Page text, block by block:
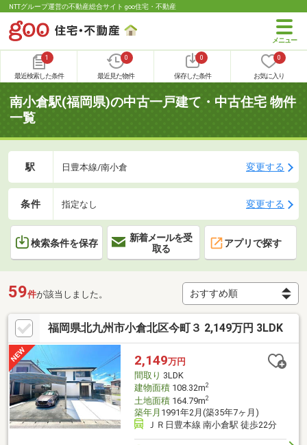
NTTグループ運営の不動産総合サイト goo住宅・不動産
1
最近検索した条件
0
最近見た物件
0
保存した条件
0
お気に入り
南小倉駅(福岡県)の中古一戸建て・中古住宅 物件
一覧
駅 日豊本線/南小倉 変更する
条件 指定なし 変更する
検索条件を保存
新着メールを受
取る
アプリで探す
59件が該当しました。
福岡県北九州市小倉北区今町３ 2,149万円 3LDK
2,149万円
間取り 3LDK
建物面積108.32m2
土地面積164.79m2
築年月 1991年2月(築35年7ヶ月)
ＪＲ日豊本線 南小倉駅 徒歩22分